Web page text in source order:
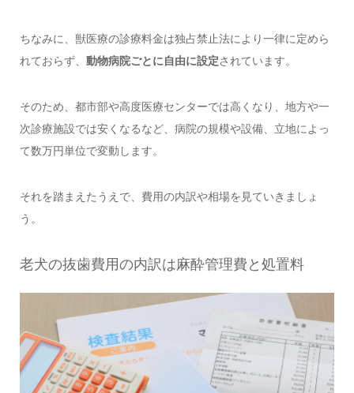
ちなみに、獣医療の診療料金は独占禁止法により一律に定めら
れておらず、 動物病院ごとに自由に設定されています。
そのため、都市部や高度医療センターでは高くなり、地方や一
次診療施設では安くなるなど、病院の規模や設備、立地によっ
て数万円単位で変動します。
それを踏まえたうえで、費用の内訳や相場を見ていきましょ
う。
老犬の抜歯費用の内訳は麻酔管理費と処置料